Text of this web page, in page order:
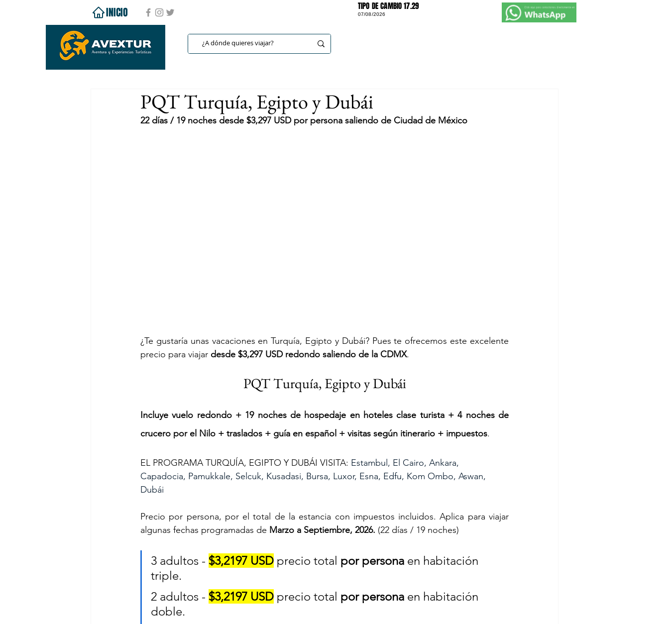
INICIO TIPO DE CAMBIO 17.29
07/08/2026
PQT Turquía, Egipto y Dubái
22 días / 19 noches desde $3,297 USD por persona saliendo de Ciudad de México
¿Te gustaría unas vacaciones en Turquía, Egipto y Dubái? Pues te ofrecemos este excelente
precio para viajar desde $3,297 USD redondo saliendo de la CDMX.
PQT Turquía, Egipto y Dubái
Incluye vuelo redondo + 19 noches de hospedaje en hoteles clase turista + 4 noches de
crucero por el Nilo + traslados + guía en español + visitas según itinerario + impuestos.
EL PROGRAMA TURQUÍA, EGIPTO Y DUBÁI VISITA: Estambul, El Cairo, Ankara,
Capadocia, Pamukkale, Selcuk, Kusadasi, Bursa, Luxor, Esna, Edfu, Kom Ombo, Aswan,
Dubái
Precio por persona, por el total de la estancia con impuestos incluidos. Aplica para viajar
algunas fechas programadas de Marzo a Septiembre, 2026. (22 días / 19 noches)
3 adultos - $3,2197 USD precio total por persona en habitación
triple.
2 adultos - $3,2197 USD precio total por persona en habitación
doble.